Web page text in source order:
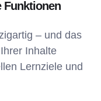
Funktionen
– und das
Inhalte
Lernziele und